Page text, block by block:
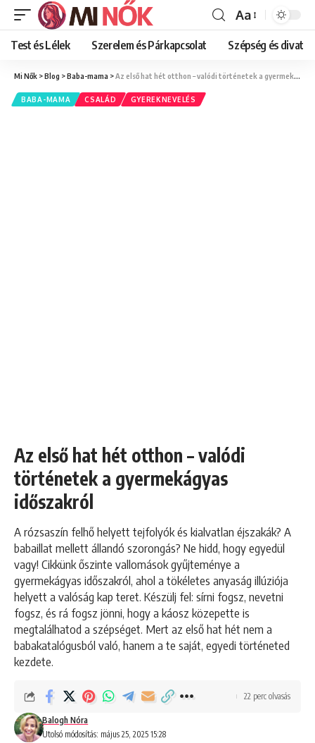
Font
Resizer
Aa
Test és Lélek Szerelem és Párkapcsolat Szépség és divat
Mi Nők >Blog >Baba-mama >Az első hat hét otthon – valódi történetek a gyermekágyas időszakról
BABA-MAMA CSALÁD GYEREKNEVELÉS
Az első hat hét otthon – valódi
történetek a gyermekágyas
időszakról
A rózsaszín felhő helyett tejfolyók és kialvatlan éjszakák? A
babaillat mellett állandó szorongás? Ne hidd, hogy egyedül
vagy! Cikkünk őszinte vallomások gyűjteménye a
gyermekágyas időszakról, ahol a tökéletes anyaság illúziója
helyett a valóság kap teret. Készülj fel: sírni fogsz, nevetni
fogsz, és rá fogsz jönni, hogy a káosz közepette is
megtalálhatod a szépséget. Mert az első hat hét nem a
babakatalógusból való, hanem a te saját, egyedi történeted
kezdete.
Utolsó módosítás: május 25, 2025 15:28
Balogh Nóra
22 perc olvasás